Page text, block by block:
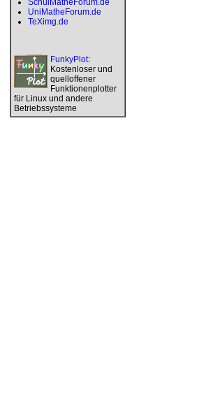
SchulMatheForum.de
UniMatheForum.de
TeXimg.de
FunkyPlot:
Kostenloser und
quelloffener
Funktionenplotter
für Linux und andere
Betriebssysteme